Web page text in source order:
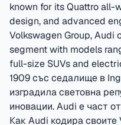
known for its Quattro
design, and advanced
Volkswagen Group, Audi
segment with models
full-size SUVs and
1909 със седалище в
изградила световна
иновации.Audi е част
Как Audi кодира своите